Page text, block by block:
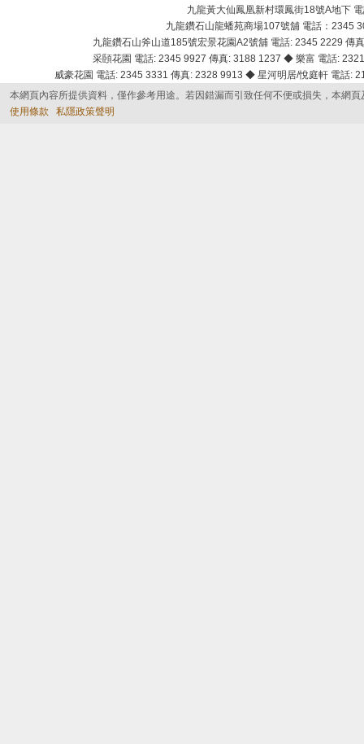
九龍黃大仙鳳凰新村環鳳街18號A地下
九龍鑽石山龍蟠苑商場107號舖 電話：2345
九龍鑽石山斧山道185號宏景花園A2號舖 電話: 2345 2229
采頣花園 電話: 2345 9927 傳真: 3188 1237 ◆ 樂富 電話:
威豪花園 電話: 2345 3331 傳真: 2328 9913 ◆ 星河明居/悅庭軒 電話
本網頁內容所提供資料，僅作參考用途。若因錯漏而引致任何不便或損失，本網
使用條款
私隱政策聲明